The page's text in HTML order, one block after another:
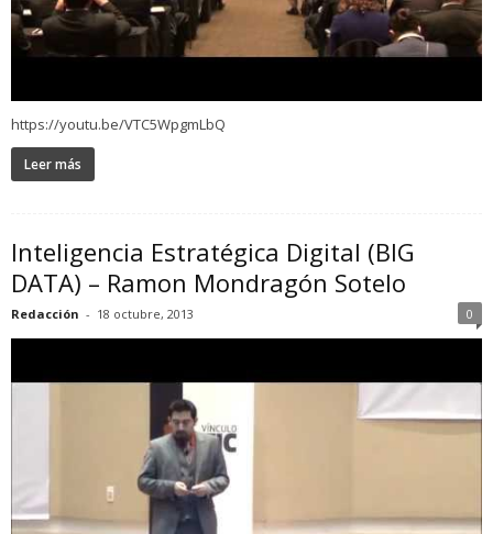
https://youtu.be/VTC5WpgmLbQ
Leer más
Inteligencia Estratégica Digital (BIG
DATA) – Ramon Mondragón Sotelo
Redacción - 18 octubre, 2013 0